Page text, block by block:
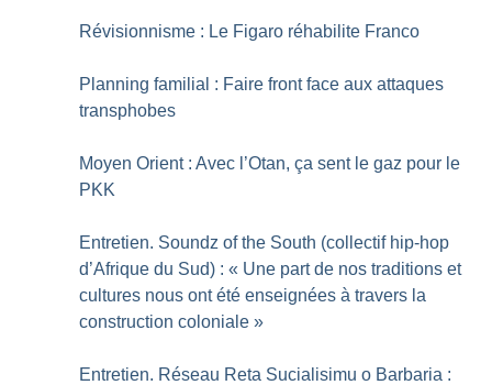
Révisionnisme : Le Figaro réhabilite Franco
Planning familial : Faire front face aux attaques
transphobes
Moyen Orient : Avec l’Otan, ça sent le gaz pour le
PKK
Entretien. Soundz of the South (collectif hip-hop
d’Afrique du Sud) : « Une part de nos traditions et
cultures nous ont été enseignées à travers la
construction coloniale »
Entretien. Réseau Reta Sucialisimu o Barbaria :